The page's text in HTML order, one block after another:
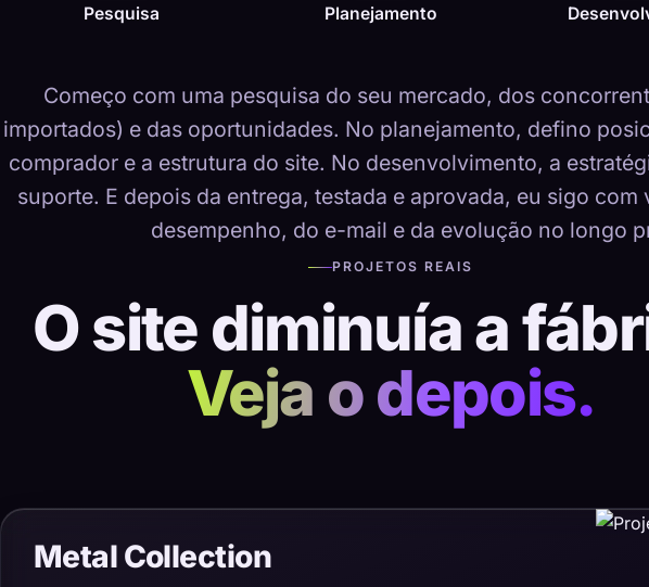
Pesquisa Planejamento
Começo com uma pesquisa do seu mercado, dos
importados) e das oportunidades. No planejamento, defino
comprador e a estrutura do site. No desenvolvimento, a
suporte. E depois da entrega, testada e aprovada, eu sigo
desempenho, do e-mail e da evolução no longo
PROJETOS REAIS
O site diminuía a
Veja o depois.
Metal Collection